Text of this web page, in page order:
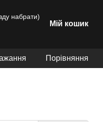
набрати)
Мій кошик
Порівняння